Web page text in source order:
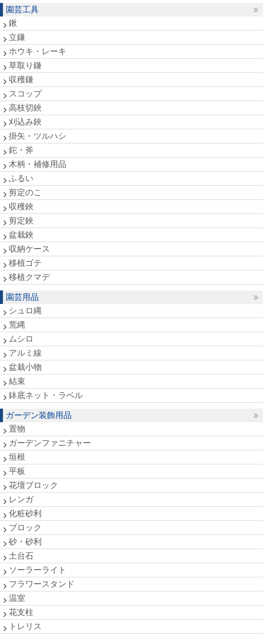
園芸工具
鍬
立鎌
ホウキ・レーキ
草取り鎌
収穫鎌
スコップ
高枝切鋏
刈込み鋏
掛矢・ツルハシ
鉈・斧
木柄・補修用品
ふるい
剪定のこ
収穫鋏
剪定鋏
盆栽鋏
収納ケース
移植ゴテ
移植クマデ
園芸用品
シュロ縄
荒縄
ムシロ
アルミ線
盆栽小物
結束
鉢底ネット・ラベル
ガーデン装飾用品
置物
ガーデンファニチャー
垣根
平板
花壇ブロック
レンガ
化粧砂利
ブロック
砂・砂利
土台石
ソーラーライト
フラワースタンド
温室
花支柱
トレリス